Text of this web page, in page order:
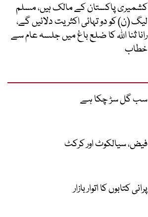
کشمیری پاکستان کے مالک ہیں، مسلم
لیگ (ن) کو دو تہائی اکثریت دلائیں گے،
رانا ثنا اللہ کا ضلع باغ میں جلسہ عام سے
خطاب
سب گل سڑ چکا ہے
فیض، سیالکوٹ اور کرکٹ
پرانی کتابوں کا اتوار بازار